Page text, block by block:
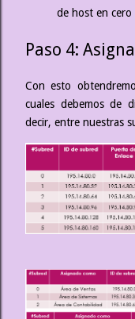
de host en cero
Paso 4:
Con esto
cuales debemos de
decir, entre nuestras